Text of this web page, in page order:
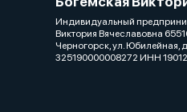
Индивидуальный
Виктория Вячеславовна
Черногорск, ул. Юбилейная,
325190000008272 ИНН